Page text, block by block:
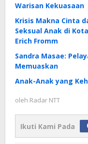
Warisan Kekuasaan
Krisis Makna Cinta
Seksual Anak di
Erich Fromm
Sandra Masae:
Memuaskan
Anak-Anak yang
oleh Radar NTT
Ikuti Kami Pada